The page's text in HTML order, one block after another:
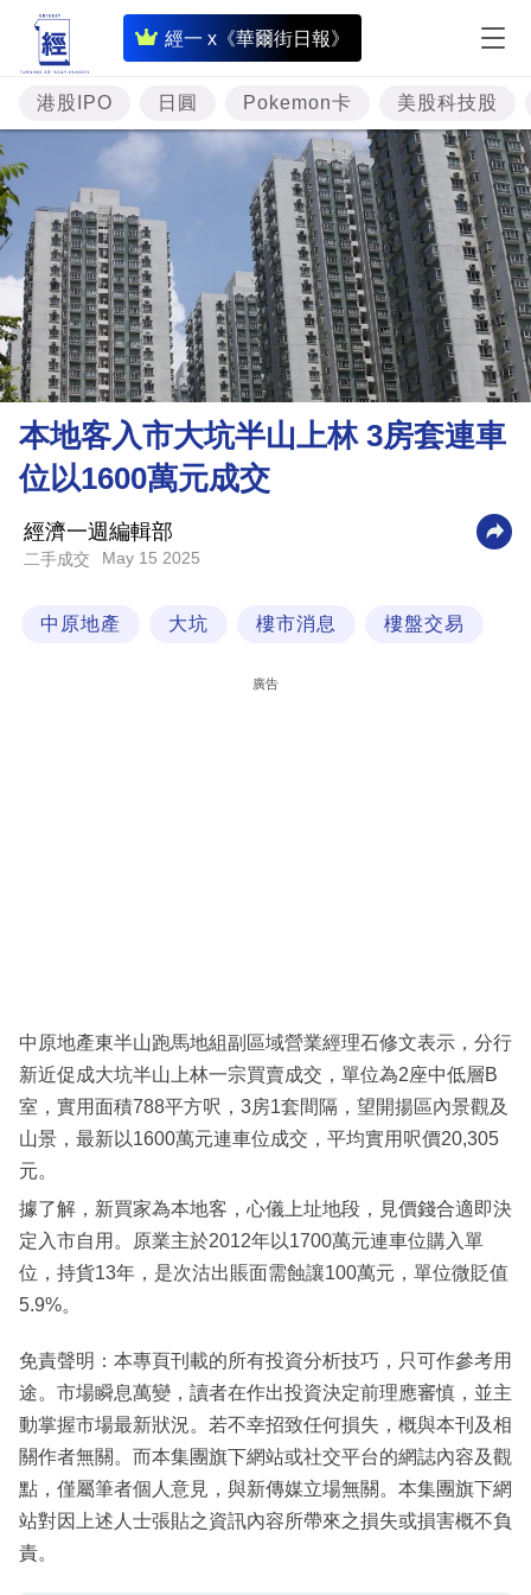
經一 x《華爾街日報》
即
時
財
經
投
資
樓
市
理
財
商
業
科
區
港股IPO 日圓 Pokemon卡 美股科技股
本地客入市大坑半山上林 3房套連車
位以1600萬元成交
經濟一週編輯部
二手成交 May 15 2025
中原地產 大坑 樓市消息 樓盤交易
廣告
中原地產東半山跑馬地組副區域營業經理石修文表示，分行
新近促成大坑半山上林一宗買賣成交，單位為2座中低層B
室，實用面積788平方呎，3房1套間隔，望開揚區內景觀及
山景，最新以1600萬元連車位成交，平均實用呎價20,305
元。
據了解，新買家為本地客，心儀上址地段，見價錢合適即決
定入市自用。原業主於2012年以1700萬元連車位購入單
位，持貨13年，是次沽出賬面需蝕讓100萬元，單位微貶值
5.9%。
免責聲明：本專頁刊載的所有投資分析技巧，只可作參考用
途。市場瞬息萬變，讀者在作出投資決定前理應審慎，並主
動掌握市場最新狀況。若不幸招致任何損失，概與本刊及相
關作者無關。而本集團旗下網站或社交平台的網誌內容及觀
點，僅屬筆者個人意見，與新傳媒立場無關。本集團旗下網
站對因上述人士張貼之資訊內容所帶來之損失或損害概不負
責。